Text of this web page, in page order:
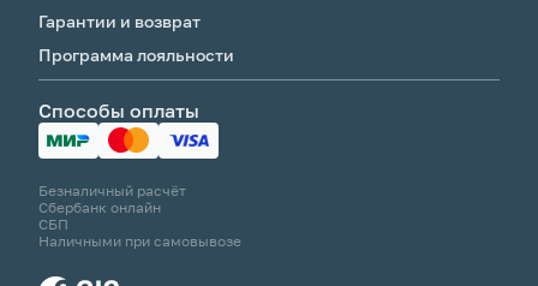
Гарантии и возврат
Программа лояльности
Способы оплаты
Безналичный расчёт
Сбербанк онлайн
СБП
Наличными при самовывозе